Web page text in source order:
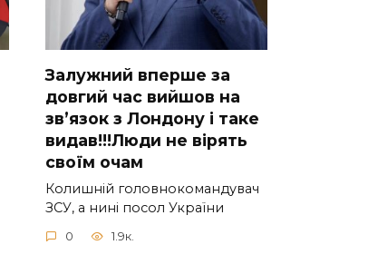
Зaлужний вперше за
довгий час вийшов на
зв’язок з Лoндону і таке
видав!!!Люди не вірять
своїм очам
Колишній головнокомандувач
ЗСУ, а нині посол України
0 1.9к.